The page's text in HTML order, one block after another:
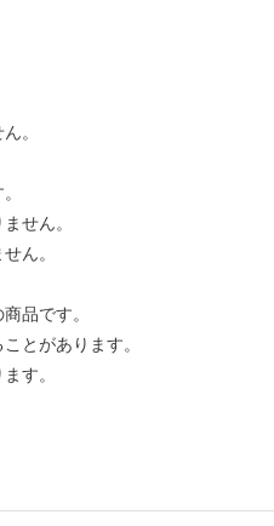
。
せん。
ん。
品です。
とがあります。
す。